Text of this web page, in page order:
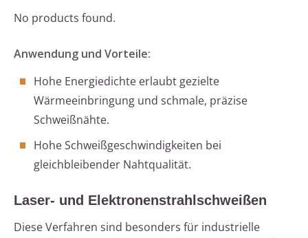
No products found.
Anwendung und Vorteile:
Hohe Energiedichte erlaubt gezielte
Wärmeeinbringung und schmale, präzise
Schweißnähte.
Hohe Schweißgeschwindigkeiten bei
gleichbleibender Nahtqualität.
Laser- und Elektronenstrahlschweißen
Diese Verfahren sind besonders für industrielle